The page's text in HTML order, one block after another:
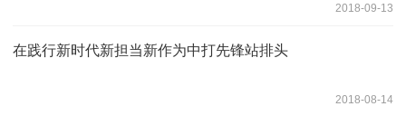
2018-09-13
在践行新时代新担当新作为中打先锋站排头
2018-08-14